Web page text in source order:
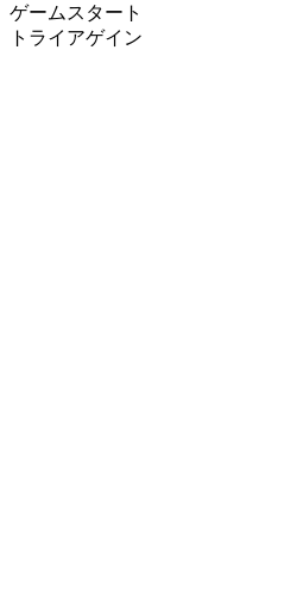
ゲームスタート
トライアゲイン